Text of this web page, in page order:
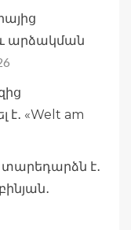
արձակման
«Welt am
է․